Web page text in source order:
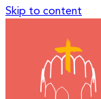
Skip to content